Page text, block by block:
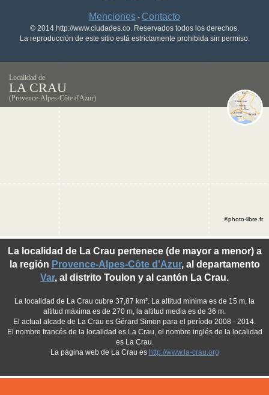
Menciones - Contacto
© 2014 http://www.ciudades.co. Reservados todos los derechos.
La reproducción de este sitio está estrictamente prohibida sin permiso.
Localidad de
LA CRAU
(Provence-Alpes-Côte d'Azur)
La localidad de La Crau pertenece (de mayor a menor) a
la región Provence-Alpes-Côte d'Azur, al departamento
Var, al distrito Toulon y al cantón La Crau.
La localidad de La Crau cubre 37,87 km². La altitud mínima es de 15 m, la
altitud máxima es de 270 m, la altitud media es de 36 m.
El actual alcade de La Crau es Gérard Simon para el período 2008 - 2014.
El nombre francés de la localidad es La Crau, el nombre inglés de la localidad
es La Crau.
La página web de La Crau es http://www.la-crau.org
©photo-libre.fr